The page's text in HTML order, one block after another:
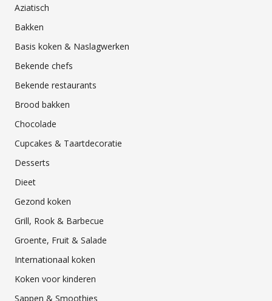
Aziatisch
Bakken
Basis koken & Naslagwerken
Bekende chefs
Bekende restaurants
Brood bakken
Chocolade
Cupcakes & Taartdecoratie
Desserts
Dieet
Gezond koken
Grill, Rook & Barbecue
Groente, Fruit & Salade
Internationaal koken
Koken voor kinderen
Sappen & Smoothies